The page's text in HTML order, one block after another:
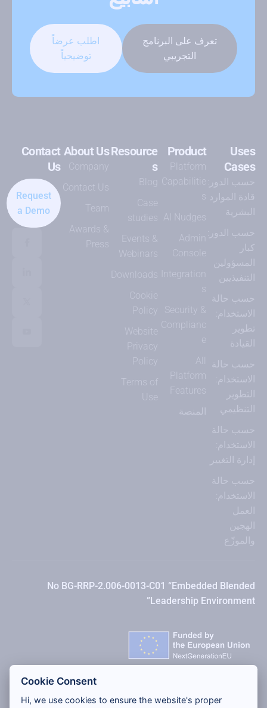
تعرف على البرنامج
التجريبي
اطلب عرضاً
توضيحياً
Uses
Cases
حسب الدور:
قادة الموارد
البشرية
حسب الدور:
كبار
المسؤولين
التنفيذيين
حسب حالة
الاستخدام:
تطوير
القيادة
حسب حالة
الاستخدام:
التطوير
التنظيمي
حسب حالة
الاستخدام:
إدارة التغيير
حسب حالة
الاستخدام:
العمل
الهجين
والموزّع
Product
Platform
Capabilitie
AI Nudges
Admin
Console
Integration
Security &
Complianc
e
All
Platform
Features
المنصة
Resource
s
Blog
Case
studies
Events &
Webinars
Downloads
Cookie
Policy
Website
Privacy
Policy
Terms of
Use
About Us
Company
Contact Us
Team
Awards &
Press
Contact
Us
Request
a Demo
No BG-RRP-2.006-0013-C01 “Embedded Blended
Leadership Environment”
Cookie Consent
Hi, we use cookies to ensure the website's proper